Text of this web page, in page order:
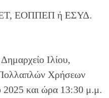
ΕΟΠΠΕΠ ή ΕΣΥΔ.
Ιλίου,
Χρήσεων
και ώρα 13:30 μ.μ.